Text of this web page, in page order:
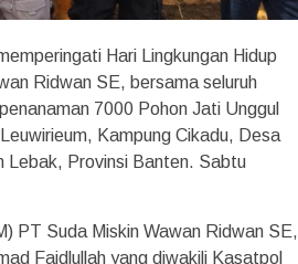
Hari Lingkungan Hidup
Ridwan SE, bersama seluruh
7000 Pohon Jati Unggul
Kampung Cikadu, Desa
Lebak, Provinsi Banten. Sabtu
PT Suda Miskin Wawan Ridwan SE,
Faidlullah yang diwakili Kasatpol